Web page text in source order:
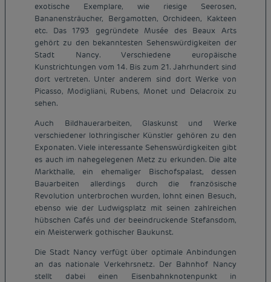
exotische Exemplare, wie riesige Seerosen,
Bananensträucher, Bergamotten, Orchideen, Kakteen
etc. Das 1793 gegründete Musée des Beaux Arts
gehört zu den bekanntesten Sehenswürdigkeiten der
Stadt Nancy. Verschiedene europäische
Kunstrichtungen vom 14. Bis zum 21. Jahrhundert sind
dort vertreten. Unter anderem sind dort Werke von
Picasso, Modigliani, Rubens, Monet und Delacroix zu
sehen.
Auch Bildhauerarbeiten, Glaskunst und Werke
verschiedener lothringischer Künstler gehören zu den
Exponaten. Viele interessante Sehenswürdigkeiten gibt
es auch im nahegelegenen Metz zu erkunden. Die alte
Markthalle, ein ehemaliger Bischofspalast, dessen
Bauarbeiten allerdings durch die französische
Revolution unterbrochen wurden, lohnt einen Besuch,
ebenso wie der Ludwigsplatz mit seinen zahlreichen
hübschen Cafés und der beeindruckende Stefansdom,
ein Meisterwerk gothischer Baukunst.
Die Stadt Nancy verfügt über optimale Anbindungen
an das nationale Verkehrsnetz. Der Bahnhof Nancy
stellt dabei einen Eisenbahnknotenpunkt in